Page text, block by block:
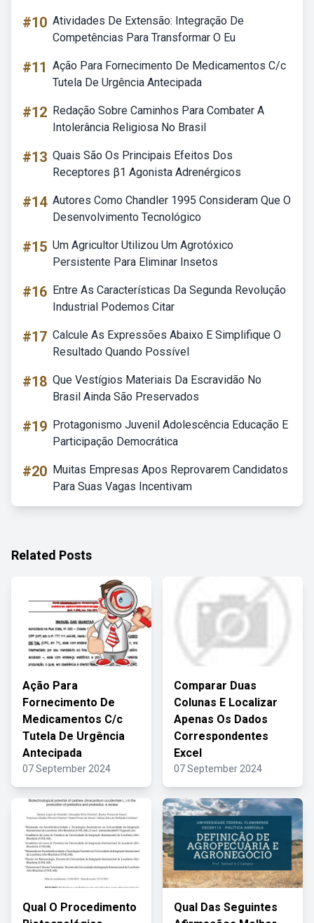
#10 Atividades De Extensão: Integração De
Competências Para Transformar O Eu
#11 Ação Para Fornecimento De Medicamentos C/c
Tutela De Urgência Antecipada
#12 Redação Sobre Caminhos Para Combater A
Intolerância Religiosa No Brasil
#13 Quais São Os Principais Efeitos Dos
Receptores β1 Agonista Adrenérgicos
#14 Autores Como Chandler 1995 Consideram Que O
Desenvolvimento Tecnológico
#15 Um Agricultor Utilizou Um Agrotóxico
Persistente Para Eliminar Insetos
#16 Entre As Características Da Segunda Revolução
Industrial Podemos Citar
#17 Calcule As Expressões Abaixo E Simplifique O
Resultado Quando Possível
#18 Que Vestígios Materiais Da Escravidão No
Brasil Ainda São Preservados
#19 Protagonismo Juvenil Adolescência Educação E
Participação Democrática
#20 Muitas Empresas Apos Reprovarem Candidatos
Para Suas Vagas Incentivam
Related Posts
Ação Para
Fornecimento De
Medicamentos C/c
Tutela De Urgência
Antecipada
07 September 2024
Comparar Duas
Colunas E Localizar
Apenas Os Dados
Correspondentes
Excel
07 September 2024
Qual O Procedimento
Qual Das Seguintes